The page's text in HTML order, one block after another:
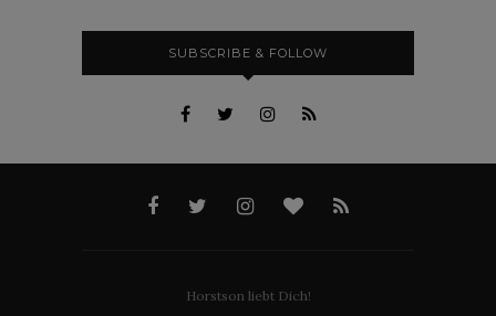
SUBSCRIBE & FOLLOW
Horstson liebt Dich!